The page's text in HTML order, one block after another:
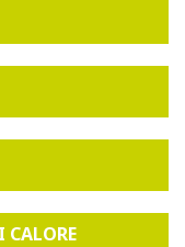
CALORE